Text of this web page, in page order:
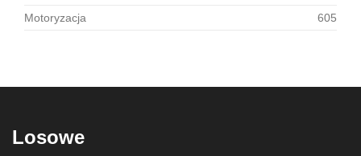
Motoryzacja
605
Losowe